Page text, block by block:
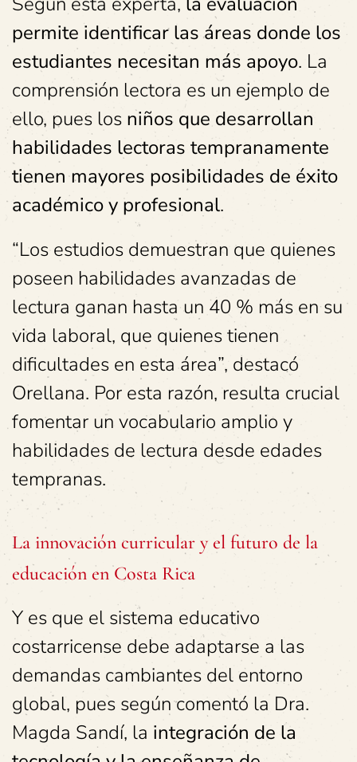
permite identificar las áreas donde los
estudiantes necesitan más apoyo. La
comprensión lectora es un ejemplo de
ello, pues los niños que desarrollan
habilidades lectoras tempranamente
tienen mayores posibilidades de éxito
académico y profesional.
“Los estudios demuestran que quienes
poseen habilidades avanzadas de
lectura ganan hasta un 40 % más en su
vida laboral, que quienes tienen
dificultades en esta área”, destacó
Orellana. Por esta razón, resulta crucial
fomentar un vocabulario amplio y
habilidades de lectura desde edades
tempranas.
La innovación curricular y el futuro de la
educación en Costa Rica
Y es que el sistema educativo
costarricense debe adaptarse a las
demandas cambiantes del entorno
global, pues según comentó la Dra.
Magda Sandí, la integración de la